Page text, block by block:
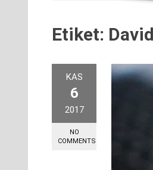
Etiket:
KAS
6
2017
NO
COMMENTS